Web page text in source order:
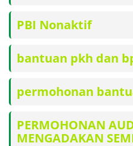
PBI Nonaktif
bantuan pkh dan
permohonan
PERMOHONAN
MENGADAKAN